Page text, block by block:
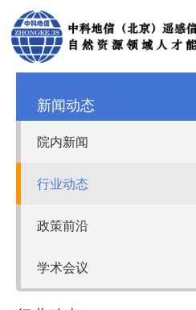
新闻动态
院内新闻
行业动态
政策前沿
学术会议